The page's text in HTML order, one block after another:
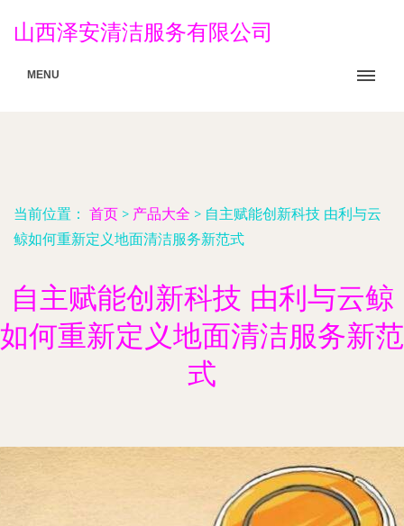
山西泽安清洁服务有限公司
MENU
当前位置： 首页 > 产品大全 > 自主赋能创新科技 由利与云
鲸如何重新定义地面清洁服务新范式
自主赋能创新科技 由利与云鲸
如何重新定义地面清洁服务新范
式